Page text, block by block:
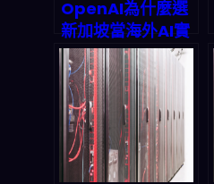
OpenAI為什麼選
新加坡當海外AI實
驗室據點？3個不
為人知的商業佈局
解析